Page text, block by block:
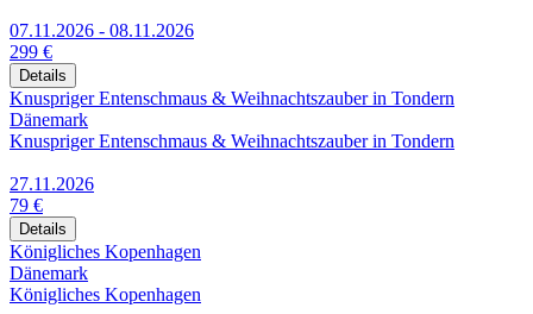
07.11.2026 - 08.11.2026
299 €
Details
Knuspriger Entenschmaus & Weihnachtszauber in Tondern
Dänemark
Knuspriger Entenschmaus & Weihnachtszauber in Tondern
27.11.2026
79 €
Details
Königliches Kopenhagen
Dänemark
Königliches Kopenhagen